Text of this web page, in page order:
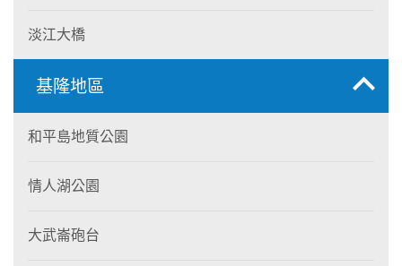
淡江大橋
基隆地區
和平島地質公園
情人湖公園
大武崙砲台